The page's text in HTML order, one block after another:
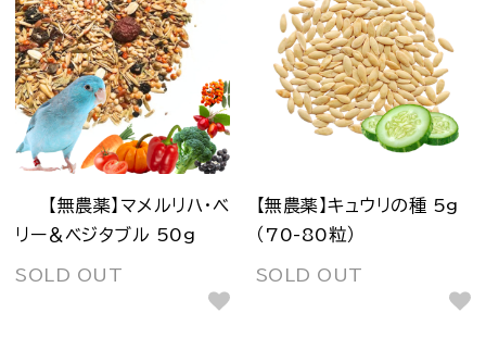
【無農薬】マメルリハ・ベ
リー＆ベジタブル 50g
SOLD OUT
【無農薬】キュウリの種 5g
（70-80粒）
SOLD OUT